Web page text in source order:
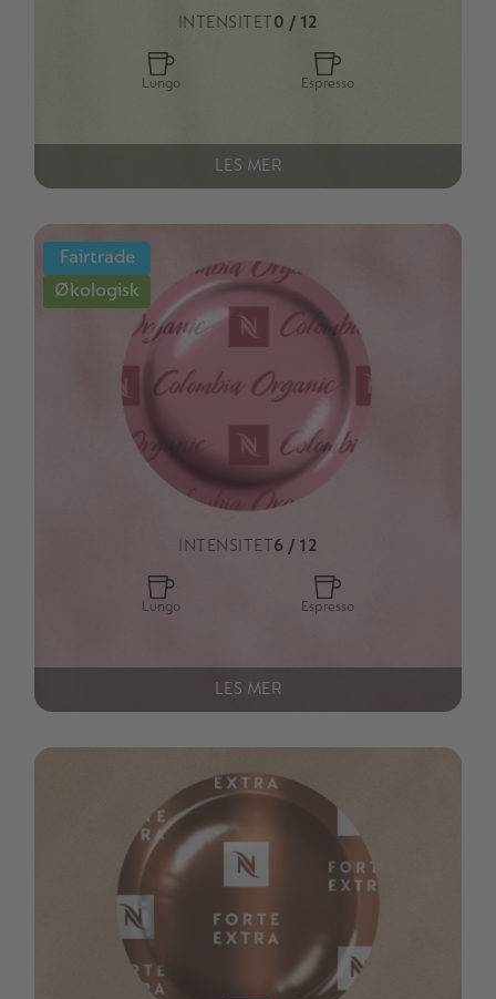
INTENSITET 0 / 12
Lungo Espresso
LES MER
INTENSITET 6 / 12
Lungo Espresso
LES MER
Fairtrade
Økologisk